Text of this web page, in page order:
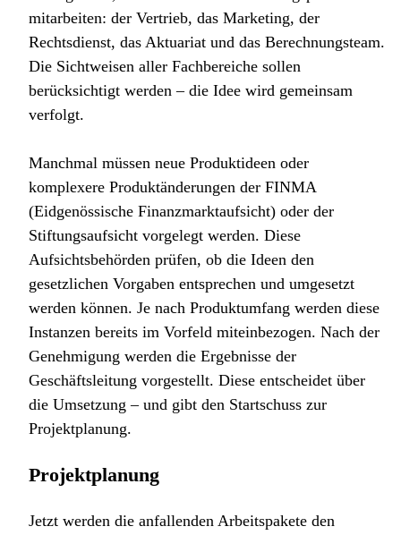
mitarbeiten: der Vertrieb, das Marketing, der
Rechtsdienst, das Aktuariat und das Berechnungsteam.
Die Sichtweisen aller Fachbereiche sollen
berücksichtigt werden – die Idee wird gemeinsam
verfolgt.
Manchmal müssen neue Produktideen oder
komplexere Produktänderungen der FINMA
(Eidgenössische Finanzmarktaufsicht) oder der
Stiftungsaufsicht vorgelegt werden. Diese
Aufsichtsbehörden prüfen, ob die Ideen den
gesetzlichen Vorgaben entsprechen und umgesetzt
werden können. Je nach Produktumfang werden diese
Instanzen bereits im Vorfeld miteinbezogen. Nach der
Genehmigung werden die Ergebnisse der
Geschäftsleitung vorgestellt. Diese entscheidet über
die Umsetzung – und gibt den Startschuss zur
Projektplanung.
Projektplanung
Jetzt werden die anfallenden Arbeitspakete den